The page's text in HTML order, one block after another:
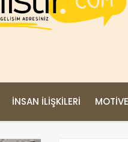
İNSAN İLIŞKILERI